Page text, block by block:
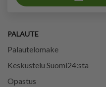
PALAUTE
Palautelomake
Keskustelu Suomi24:sta
Opastus